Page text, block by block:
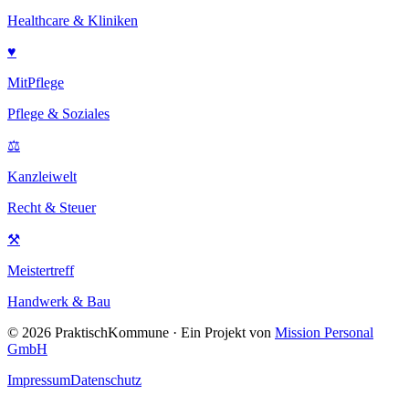
Healthcare & Kliniken
♥
MitPflege
Pflege & Soziales
⚖
Kanzleiwelt
Recht & Steuer
⚒
Meistertreff
Handwerk & Bau
© 2026 PraktischKommune · Ein Projekt von Mission Personal
GmbH
ImpressumDatenschutz